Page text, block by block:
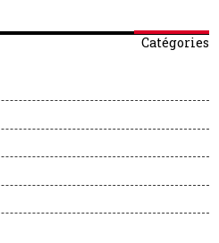
Catégories